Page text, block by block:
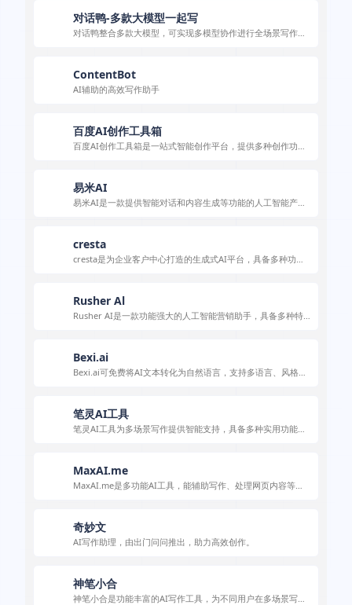
对话鸭-多款大模型一起写
对话鸭整合多款大模型，可实现多模型协作进行全场景写作，
ContentBot
AI辅助的高效写作助手
百度AI创作工具箱
百度AI创作工具箱是一站式智能创作平台，提供多种创作功
易米AI
易米AI是一款提供智能对话和内容生成等功能的人工智能产
cresta
cresta是为企业客户中心打造的生成式AI平台，具备多种功
Rusher Al
Rusher AI是一款功能强大的人工智能营销助手，具备多种特
Bexi.ai
Bexi.ai可免费将AI文本转化为自然语言，支持多语言、风格自
笔灵AI工具
笔灵AI工具为多场景写作提供智能支持，具备多种实用功能与
MaxAI.me
MaxAI.me是多功能AI工具，能辅助写作、处理网页内容等，
奇妙文
AI写作助理，由出门问问推出，助力高效创作。
神笔小合
神笔小合是功能丰富的AI写作工具，为不同用户在多场景写作